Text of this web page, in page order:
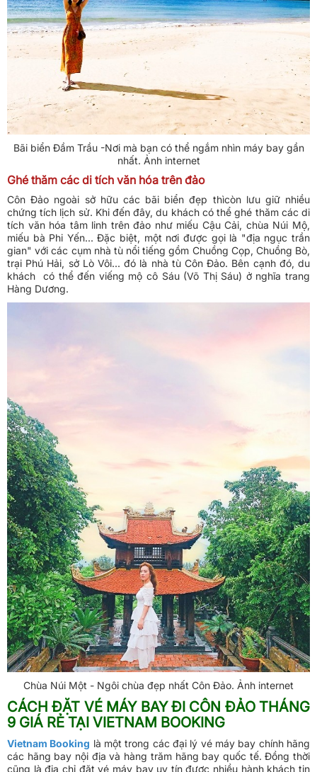
Bãi biển Đầm Trầu -Nơi mà bạn có thể ngắm nhìn máy bay gần
nhất. Ảnh internet
Ghé thăm các di tích văn hóa trên đảo
Côn Đảo ngoài sở hữu các bãi biển đẹp thìcòn lưu giữ nhiều
chứng tích lịch sử. Khi đến đây, du khách có thể ghé thăm các di
tích văn hóa tâm linh trên đảo như miếu Cậu Cải, chùa Núi Mộ,
miếu bà Phi Yến... Đặc biệt, một nơi được gọi là "địa ngục trần
gian" với các cụm nhà tù nổi tiếng gồm Chuồng Cọp, Chuồng Bò,
trại Phú Hải, sở Lò Vôi... đó là nhà tù Côn Đảo. Bên cạnh đó, du
khách có thể đến viếng mộ cô Sáu (Võ Thị Sáu) ở nghĩa trang
Hàng Dương.
Chùa Núi Một - Ngôi chùa đẹp nhất Côn Đảo. Ảnh internet
CÁCH ĐẶT VÉ MÁY BAY ĐI CÔN ĐẢO THÁNG
9 GIÁ RẺ TẠI VIETNAM BOOKING
Vietnam Booking là một trong các đại lý vé máy bay chính hãng
các hãng bay nội địa và hàng trăm hãng bay quốc tế. Đồng thời
cũng là địa chỉ đặt vé máy bay uy tín được nhiều hành khách tin